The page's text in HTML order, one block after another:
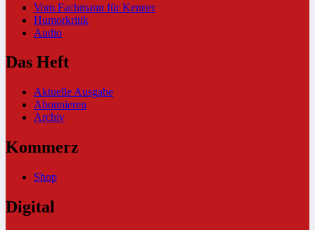
Vom Fachmann für Kenner
Humorkritik
Audio
Das Heft
Aktuelle Ausgabe
Abonnieren
Archiv
Kommerz
Shop
Digital